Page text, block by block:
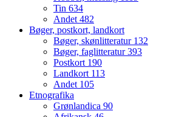
Tin 634
Andet 482
Bøger, postkort, landkort
Bøger, skønlitteratur 132
Bøger, faglitteratur393
Postkort 190
Landkort 113
Andet 105
Etnografika
Grønlandica 90